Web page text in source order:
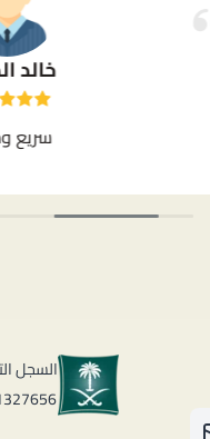
خالد
سريع
السجل